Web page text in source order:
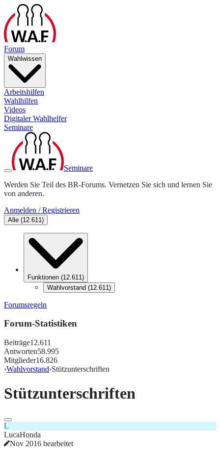
Forum
Wahlwissen
Arbeitshilfen
Wahlhilfen
Videos
Digitaler Wahlhelfer
Seminare
Seminare
Werden Sie Teil des BR-Forums. Vernetzen Sie sich und lernen Sie
von anderen.
Anmelden / Registrieren
Alle (12.611)
Funktionen (12.611)
Wahlvorstand (12.611)
Forumsregeln
Forum-Statistiken
Beiträge12.611
Antworten58.995
Mitglieder16.826
›Wahlvorstand›Stützunterschriften
Stützunterschriften
L
LucaHonda
Nov 2016 bearbeitet